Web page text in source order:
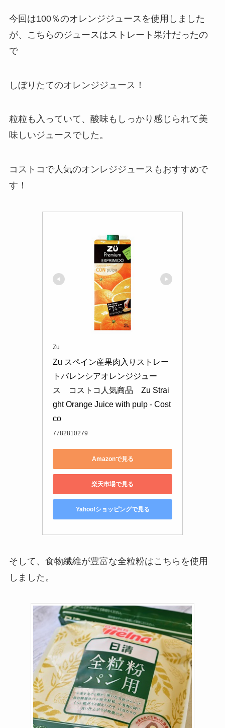
今回は100％のオレンジジュースを使用しました
が、こちらのジュースはストレート果汁だったの
で
しぼりたてのオレンジジュース！
粒粒も入っていて、酸味もしっかり感じられて美
味しいジュースでした。
コストコで人気のオンレジジュースもおすすめで
す！
Zu
Zu スペイン産果肉入りストレー
トバレンシアオレンジジュー
ス　コストコ人気商品　Zu Strai
ght Orange Juice with pulp - Cost
co
7782810279
Amazonで見る
楽天市場で見る
Yahoo!ショッピングで見る
そして、食物繊維が豊富な全粒粉はこちらを使用
しました。